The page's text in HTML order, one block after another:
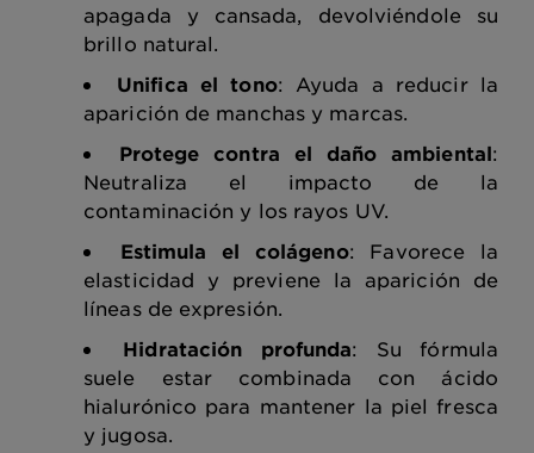
apagada y cansada, devolviéndole su
brillo natural.
Unifica el tono: Ayuda a reducir la
aparición de manchas y marcas.
Protege contra el daño ambiental:
Neutraliza el impacto de la
contaminación y los rayos UV.
Estimula el colágeno: Favorece la
elasticidad y previene la aparición de
líneas de expresión.
Hidratación profunda: Su fórmula
suele estar combinada con ácido
hialurónico para mantener la piel fresca
y jugosa.